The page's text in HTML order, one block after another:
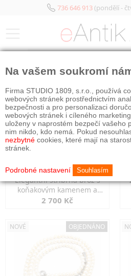
736 646 913(pondělí -
Elegantní stříbrná brož s
koňakovým kamenem a
markazity
2 700 Kč
NOVÉ OBJEDNÁNO
Na vašem soukromí
Firma STUDIO 1809, s.r.o., používá
webových stránek prostřednictvím
bezpečnosti a pro personalizaci
webových stránek i cíleného
uloženy v naprostém bezpečí vašeho
nim nikdo, kdo nemá. Pokud
nezbytné cookies, které mají na
stránek.
Podrobné nastavení Souhlasím